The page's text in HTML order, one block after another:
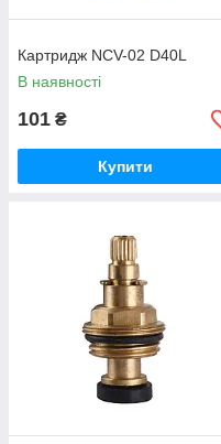
Картридж NCV-02 D40L
В наявності
101 ₴
Купити